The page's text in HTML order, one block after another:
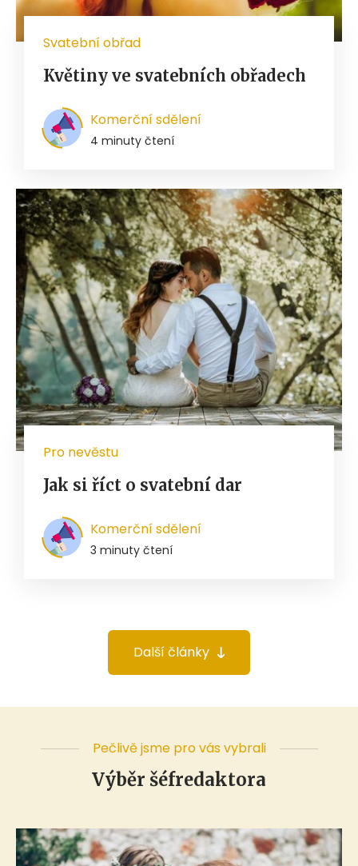
Svatební obřad
Květiny ve svatebních obřadech
Komerční sdělení
4 minuty čtení
Pro nevěstu
Jak si říct o svatební dar
Komerční sdělení
3 minuty čtení
Další články
Pečlivě jsme pro vás vybrali
Výběr šéfredaktora